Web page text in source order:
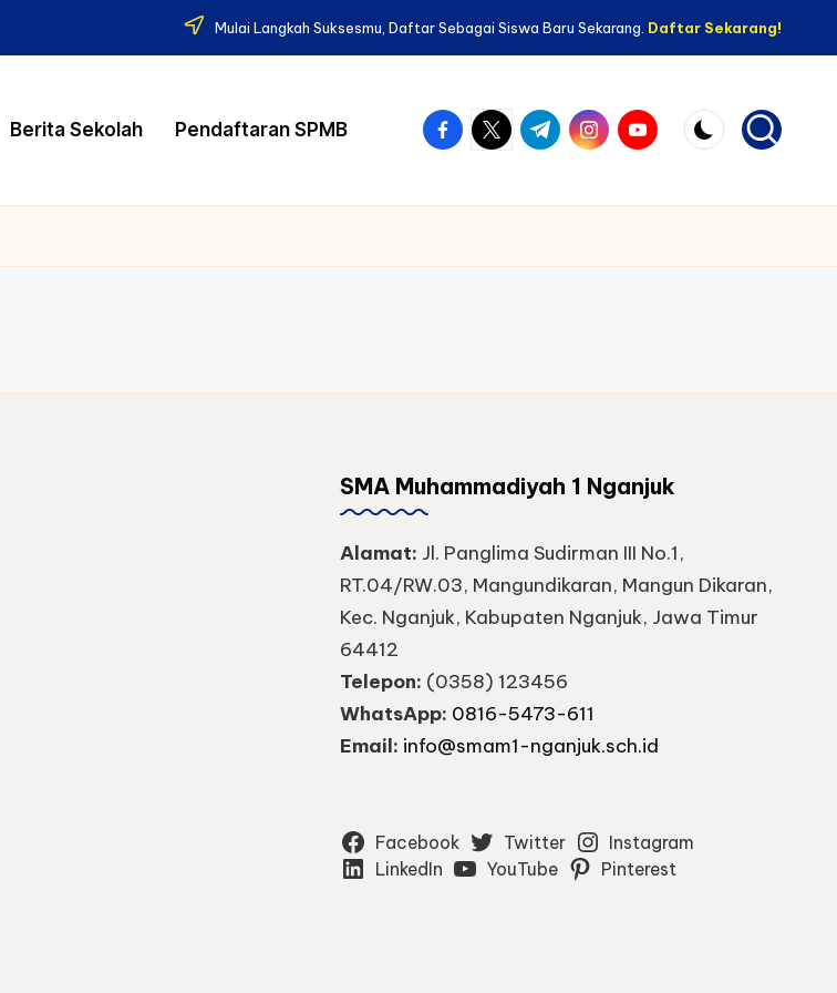
Mulai Langkah Suksesmu, Daftar Sebagai Siswa Baru Sekarang. Daftar Sekarang!
Berita Sekolah Pendaftaran SPMB facebook.com
twitter.com
t.me instagram.com
youtube.com
SMA Muhammadiyah 1 Nganjuk
Alamat: Jl. Panglima Sudirman III No.1,
RT.04/RW.03, Mangundikaran, Mangun Dikaran,
Kec. Nganjuk, Kabupaten Nganjuk, Jawa Timur
64412
Telepon: (0358) 123456
WhatsApp: 0816-5473-611
Email: info@smam1-nganjuk.sch.id
Facebook Twitter
Instagram
LinkedIn
YouTube Pinterest